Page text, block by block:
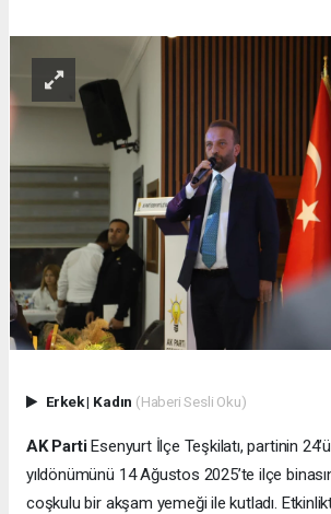
Erkek| Kadın (Haberi Sesli Oku)
AK PartiEsenyurt İlçe Teşkilatı, partinin
yıldönümünü 14 Ağustos 2025’te ilçe
coşkulu bir akşam yemeği ile kutladı.